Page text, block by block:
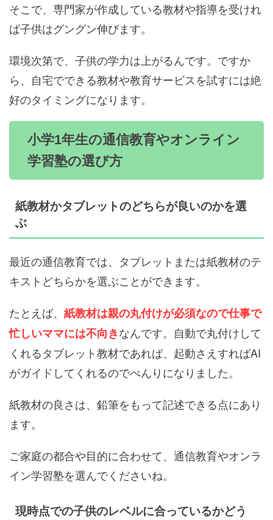
そこで、専門家が作成している教材や指導を受けれ
ば子供はグングン伸びます。
環境次第で、子供の学力は上がるんです。ですか
ら、自宅でできる教材や教育サービスを試すには絶
好のタイミングになります。
小学1年生の通信教育やオンライン
学習塾の選び方
紙教材かタブレットのどちらが良いのかを選
ぶ
最近の通信教育では、タブレットまたは紙教材のテ
キストどちらかを選ぶことができます。
たとえば、 紙教材は親の丸付けが必須なので仕事で
忙しいママには不向きなんです。自動で丸付けして
くれるタブレット教材であれば、起動さえすればAI
がガイドしてくれるのでべんりになりました。
紙教材の良さは、鉛筆をもって記述できる点にあり
ます。
ご家庭の都合や目的に合わせて、通信教育やオンラ
イン学習塾を選んでくださいね。
現時点での子供のレベルに合っているかどう